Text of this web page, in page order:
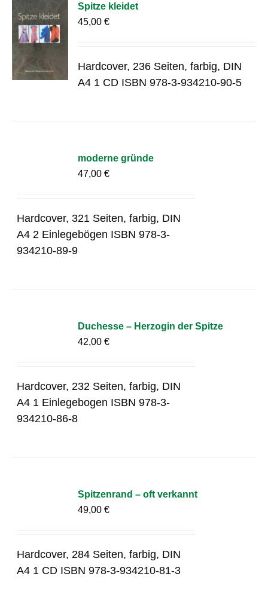
Spitze kleidet
45,00€
Hardcover, 236 Seiten, farbig, DIN
A4 1 CD ISBN 978-3-934210-90-5
moderne gründe
47,00€
Hardcover, 321 Seiten, farbig, DIN
A4 2 Einlegebögen ISBN 978-3-
934210-89-9
Duchesse – Herzogin der Spitze
42,00€
Hardcover, 232 Seiten, farbig, DIN
A4 1 Einlegebogen ISBN 978-3-
934210-86-8
Spitzenrand – oft verkannt
49,00€
Hardcover, 284 Seiten, farbig, DIN
A4 1 CD ISBN 978-3-934210-81-3